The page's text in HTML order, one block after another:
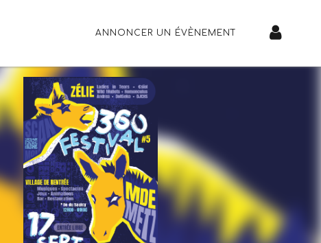
ANNONCER UN ÉVÈNEMENT